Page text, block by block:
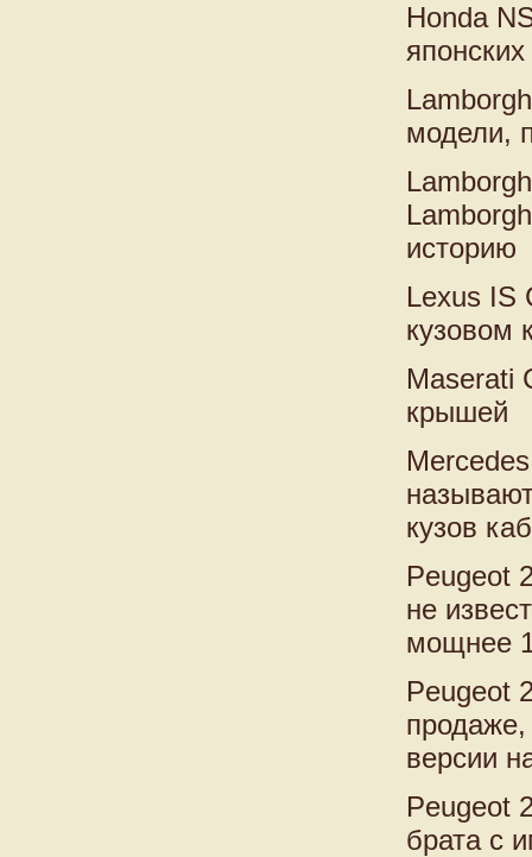
Honda
модели,
историю
Lexus IS
кузовом
Maserati
крышей
кузов
Peugeot
не
мощнее
Peugeot
версии
Peugeot
брата с